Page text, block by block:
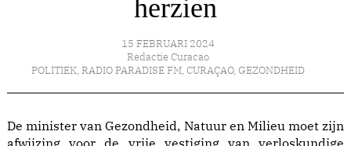
herzien
15 FEBRUARI 2024
Redactie Curacao
POLITIEK, RADIO PARADISE FM, CURAÇAO, GEZONDHEID
De minister van Gezondheid, Natuur en Milieu moet zijn